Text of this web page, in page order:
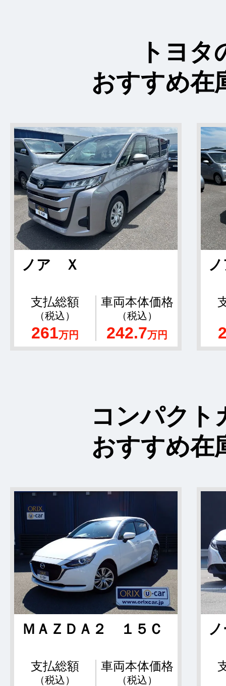
トヨタ
おすすめ在
ノア Ｘ
支払総額
（税込）
261万円
車両本体価格
（税込）
242.7万円
コンパクト
おすすめ在
ＭＡＺＤＡ２ １５Ｃ
支払総額
（税込）
車両本体価格
（税込）